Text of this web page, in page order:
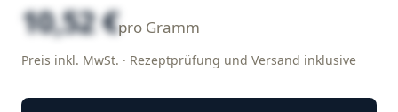
10,52 €pro Gramm
Preis inkl. MwSt. · Rezeptprüfung und Versand inklusive